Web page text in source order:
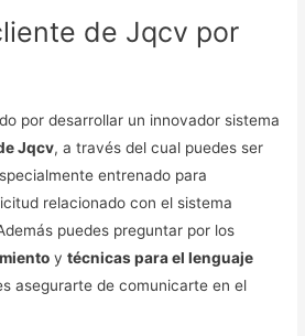
de Jqcv por
por desarrollar un innovador sistema
Jqcv, a través del cual puedes ser
entrenado para
relacionado con el sistema
puedes preguntar por los
ytécnicas para el lenguaje
asegurarte de comunicarte en el